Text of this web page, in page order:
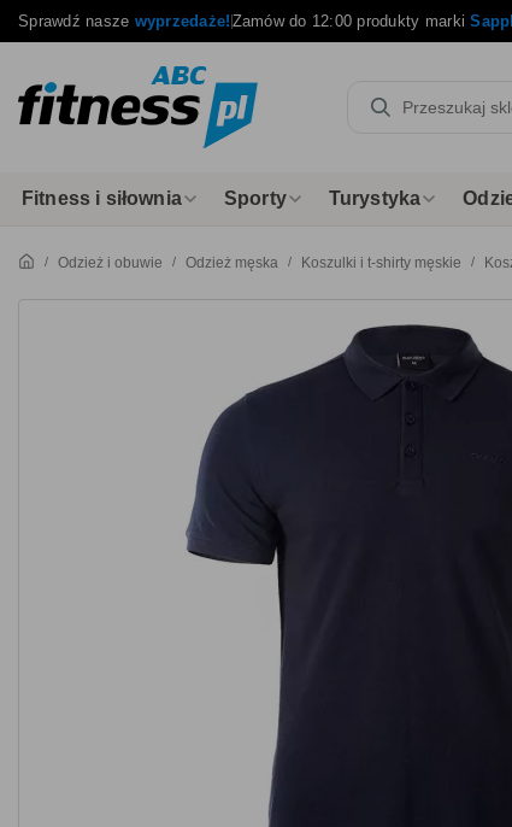
Sprawdź nasze wyprzedaże!Zamów do 12:00 produkty marki
Fitness i siłownia Sporty Turystyka
Odzież i obuwie Odzież męska Koszulki i t-shirty męskie